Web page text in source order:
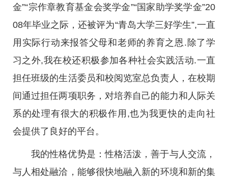
金”“宗作章教育基金会奖学金”“国家助学奖学金”20
08年毕业之际，还被评为“青岛大学三好学生”,一直
用实际行动来报答父母和老师的养育之恩.除了学
习之外,我在校还积极参加各种社会实践活动.一直
担任班级的生活委员和校阅览室总负责人，在校期
间通过担任两项职务，对培养自己的能力和人际关
系的处理有很大的积极作用,也为我更快的走向社
会提供了良好的平台。
我的性格优势是：性格活泼，善于与人交流，
与人相处融洽，能够很快地融入新的环境和新的集